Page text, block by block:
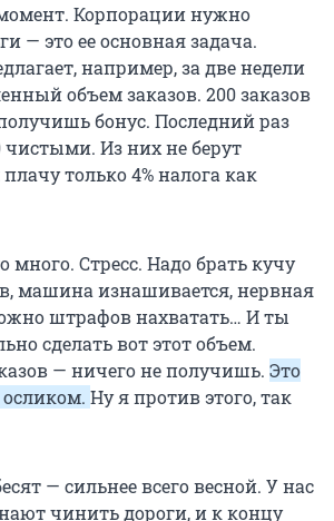
Корпорации нужно
— это ее основная задача.
например, за две недели
объем заказов. 200 заказов
бонус. Последний раз
чистыми. Из них не берут
только 4% налога как
много. Стресс. Надо брать кучу
машина изнашивается, нервная
штрафов нахватать… И ты
сделать вот этот объем.
— ничего не получишь. Это
Ну я против этого, так
— сильнее всего весной. У нас
чинить дороги, и к концу